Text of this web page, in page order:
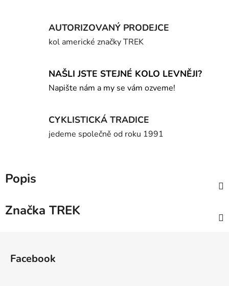
AUTORIZOVANÝ PRODEJCE
kol americké značky TREK
NAŠLI JSTE STEJNÉ KOLO LEVNĚJI?
Napište nám a my se vám ozveme!
CYKLISTICKÁ TRADICE
jedeme společně od roku 1991
Popis
Značka TREK
Facebook